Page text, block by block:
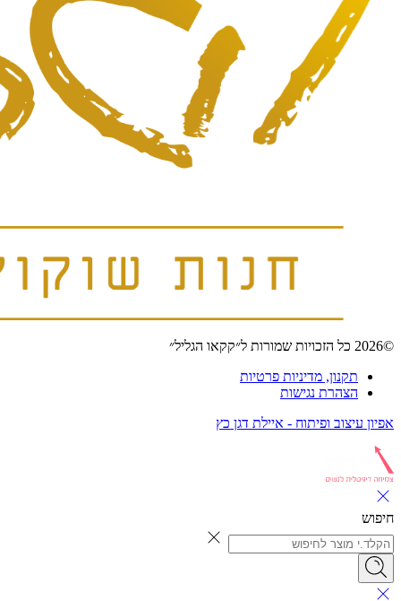
©2026 כל הזכויות שמורות ל״קקאו הגליל״
תקנון, מדיניות פרטיות
הצהרת נגישות
אפיון עיצוב ופיתוח - איילת דגן כץ
חיפוש